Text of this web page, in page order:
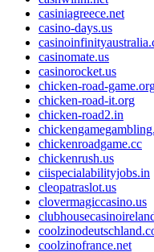
casiniagreece.net
casino-days.us
casinomate.us
casinorocket.us
chicken-road-
chicken-road-it.org
chicken-road2.in
chickenroadgame.cc
chickenrush.us
ciispecialabilityjobs.in
cleopatraslot.us
clovermagiccasino.us
coolzinofrance.net